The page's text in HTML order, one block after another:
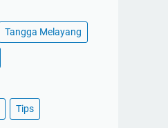
Tangga Melayang
Tips